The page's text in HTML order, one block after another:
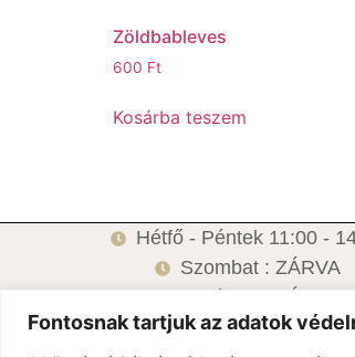
Fontosnak tartjuk az adatok
Zöldbableves
600 Ft
Kosárba teszem
Hétfő - Péntek 11:00 -
Szombat : ZÁRVA